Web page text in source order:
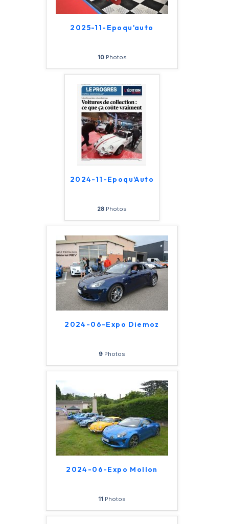
2025-11-Epoqu'auto
10Photos
2024-11-Epoqu'Auto
28Photos
2024-06-Expo Diemoz
9 Photos
2024-06-Expo Mollon
11 Photos